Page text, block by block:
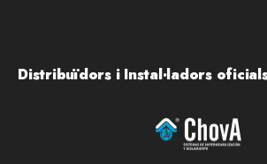
Distribuïdors i Instal·ladors